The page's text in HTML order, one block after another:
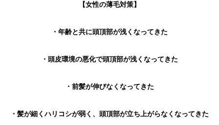
【女性の薄毛対策】
・年齢と共に頭頂部が浅くなってきた
・頭皮環境の悪化で頭頂部が浅くなってきた
・前髪が伸びなくなってきた
・髪が細くハリコシが弱く、頭頂部が立ち上がらなくなってきた